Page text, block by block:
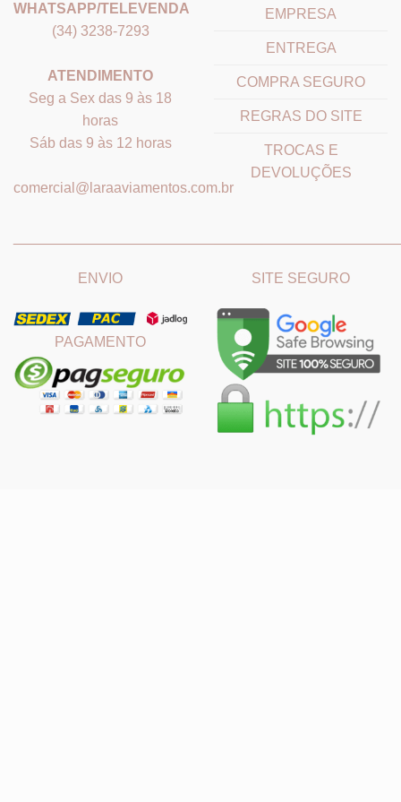
WHATSAPP/TELEVENDA
(34) 3238-7293
ATENDIMENTO
Seg a Sex das 9 às 18
horas
Sáb das 9 às 12 horas
comercial@laraaviamentos.com.br
EMPRESA
ENTREGA
COMPRA SEGURO
REGRAS DO SITE
TROCAS E
DEVOLUÇÕES
ENVIO
PAGAMENTO
SITE SEGURO